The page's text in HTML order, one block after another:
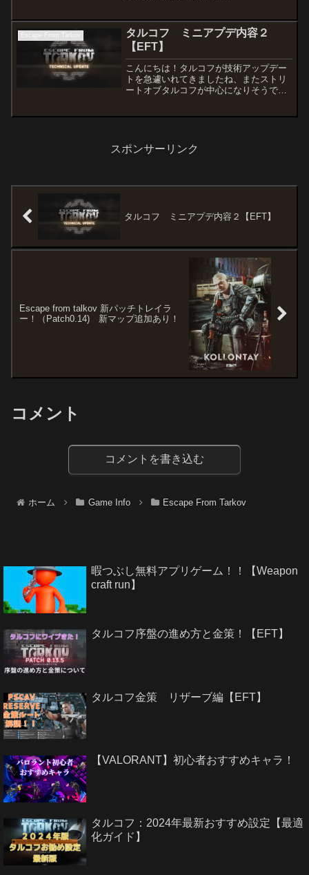
Escape From Tarkov
タルコフ ミニアプデ内容２
【EFT】
こんにちは！タルコフが技術アップデー
トを急遽いれてきましたね、またストリ
ートオブタルコフが中心になりそうで
スポンサーリンク
タルコフ ミニアプデ内容２【EFT】
Escape from talkov 新パッチトレイラ
ー！（Patch0.14) 新マップ追加あり！
コメント
コメントを書き込む
ホーム Game Info Escape From Tarkov
暇つぶし無料アプリゲーム！！【Weapon
craft run】
タルコフ序盤の進め方と金策！【EFT】
タルコフ金策 リザーブ編【EFT】
【VALORANT】初心者おすすめキャラ！
タルコフ：2024年最新おすすめ設定【最適
化ガイド】